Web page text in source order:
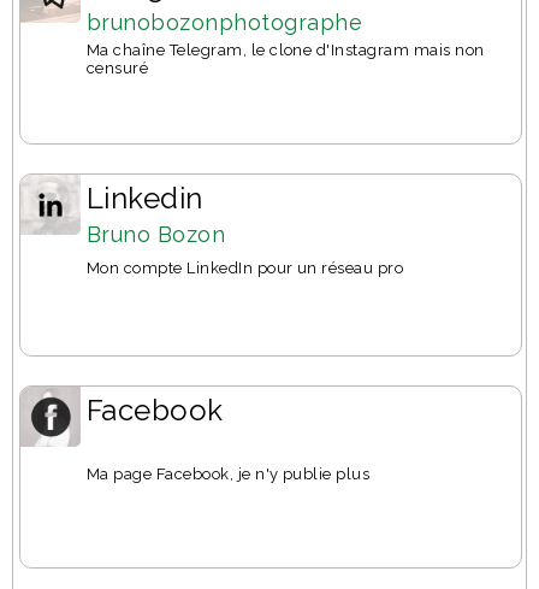
brunobozonphotographe
Ma chaîne Telegram, le clone d'Instagram mais non
censuré
Linkedin
Bruno Bozon
Mon compte LinkedIn pour un réseau pro
Facebook
Ma page Facebook, je n'y publie plus